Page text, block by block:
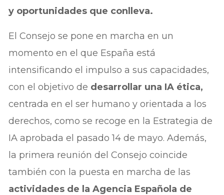
y oportunidades que conlleva.
El Consejo se pone en marcha en un
momento en el que España está
intensificando el impulso a sus capacidades,
con el objetivo de desarrollar una IA ética,
centrada en el ser humano y orientada a los
derechos, como se recoge en la Estrategia de
IA aprobada el pasado 14 de mayo. Además,
la primera reunión del Consejo coincide
también con la puesta en marcha de las
actividades de la Agencia Española de